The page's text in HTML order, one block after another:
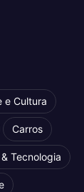
e Cultura
Carros
Tecnologia